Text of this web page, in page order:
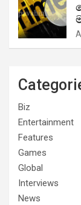
Biz
Entertainment
Features
Games
Global
Interviews
News